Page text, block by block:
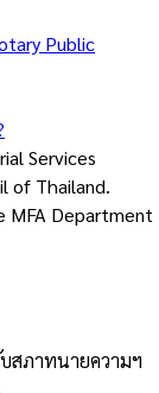
Public
Services
of Thailand.
MFA Department
สภาทนายความฯ